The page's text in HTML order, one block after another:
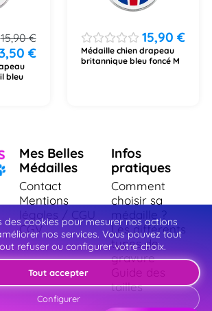
15,90€
€
bleu
15,90€
Médaille chien drapeau
britannique bleu foncé M
Mes Belles
Médailles
Contact
Mentions
légales / CGU
CGV
Infos
pratiques
Comment
choisir sa
médaille ?
Les différents
types de
gravure
Guide des
tailles
des cookies pour mesurer nos actions
nos services. Vous pouvez tout
refuser ou configurer votre choix.
Tout accepter
Configurer